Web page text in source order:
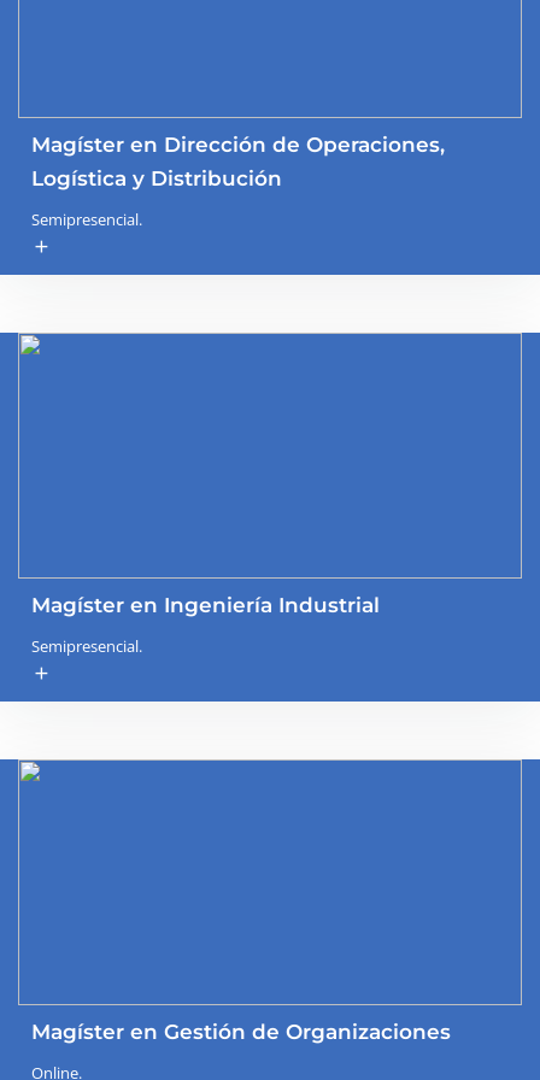
Magíster en Dirección de Operaciones,
Logística y Distribución
Semipresencial.
add
Magíster en Ingeniería Industrial
Semipresencial.
add
Magíster en Gestión de Organizaciones
Online.